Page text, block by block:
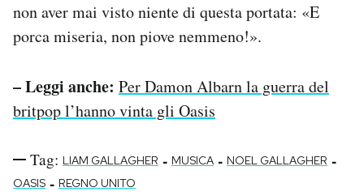
non aver mai visto niente di questa portata: «E
porca miseria, non piove nemmeno!».
– Leggi anche: Per Damon Albarn la guerra del
britpop l’hanno vinta gli Oasis
Tag: LIAM GALLAGHER - MUSICA - NOEL GALLAGHER -
OASIS - REGNO UNITO